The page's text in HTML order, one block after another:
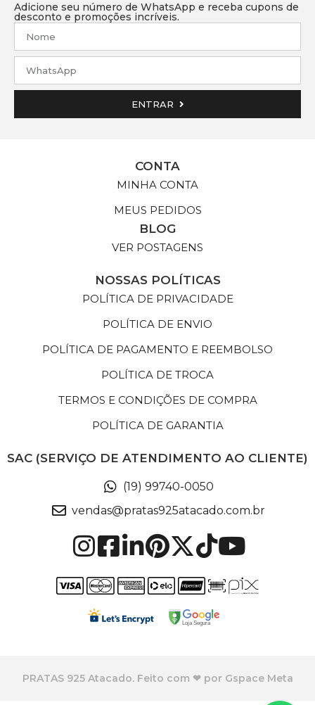
Adicione seu número de WhatsApp e receba cupons de
desconto e promoções incríveis.
ENTRAR
CONTA
MINHA CONTA
MEUS PEDIDOS
BLOG
VER POSTAGENS
NOSSAS POLÍTICAS
POLÍTICA DE PRIVACIDADE
POLÍTICA DE ENVIO
POLÍTICA DE PAGAMENTO E REEMBOLSO
POLÍTICA DE TROCA
TERMOS E CONDIÇÕES DE COMPRA
POLÍTICA DE GARANTIA
SAC (SERVIÇO DE ATENDIMENTO AO CLIENTE)
(19) 99740-0050
vendas@pratas925atacado.com.br
PRATAS 925 Atacado. Feito com ❤ por Gspace Meta